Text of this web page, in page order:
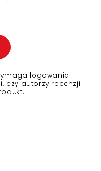
logowania.
czy autorzy recenzji